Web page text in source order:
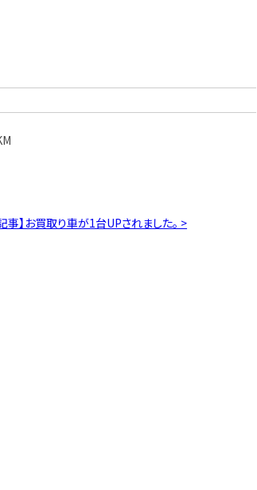
事】お買取り車が1台UPされました。 >